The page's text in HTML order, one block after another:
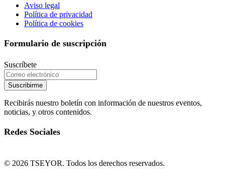
Aviso legal
Política de privacidad
Política de cookies
Formulario de suscripción
Suscríbete
Suscribirme
Recibirás nuestro boletín con información de nuestros eventos,
noticias, y otros contenidos.
Redes Sociales
© 2026 TSEYOR. Todos los derechos reservados.